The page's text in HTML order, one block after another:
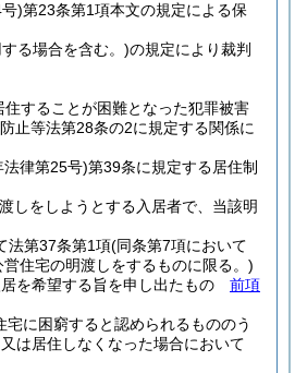
)第23条第1項本文の規定による保
る場合を含む。)の規定により裁判
することが困難となった犯罪被害
止等法第28条の2に規定する関係に
律第25号)第39条に規定する居住制
しをしようとする入居者で、当該明
法第37条第1項(同条第7項において
住宅の明渡しをするものに限る。)
を希望する旨を申し出たもの 前項
に困窮すると認められるもののう
は居住しなくなった場合において